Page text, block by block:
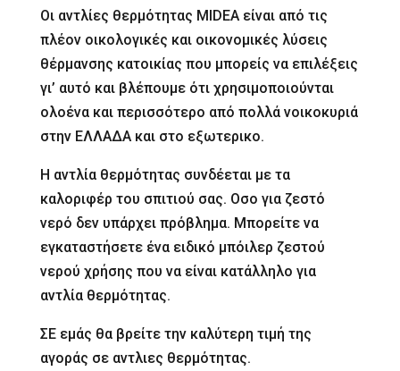
Οι αντλίες θερμότητας MIDEA είναι από τις
πλέον οικολογικές και οικονομικές λύσεις
θέρμανσης κατοικίας που μπορείς να επιλέξεις
γι’ αυτό και βλέπουμε ότι χρησιμοποιούνται
ολοένα και περισσότερο από πολλά νοικοκυριά
στην ΕΛΛΑΔΑ και στο εξωτερικο.
Η αντλία θερμότητας συνδέεται με τα
καλοριφέρ του σπιτιού σας. Οσο για ζεστό
νερό δεν υπάρχει πρόβλημα. Μπορείτε να
εγκαταστήσετε ένα ειδικό μπόιλερ ζεστού
νερού χρήσης που να είναι κατάλληλο για
αντλία θερμότητας.
ΣΕ εμάς θα βρείτε την καλύτερη τιμή της
αγοράς σε αντλιες θερμότητας.